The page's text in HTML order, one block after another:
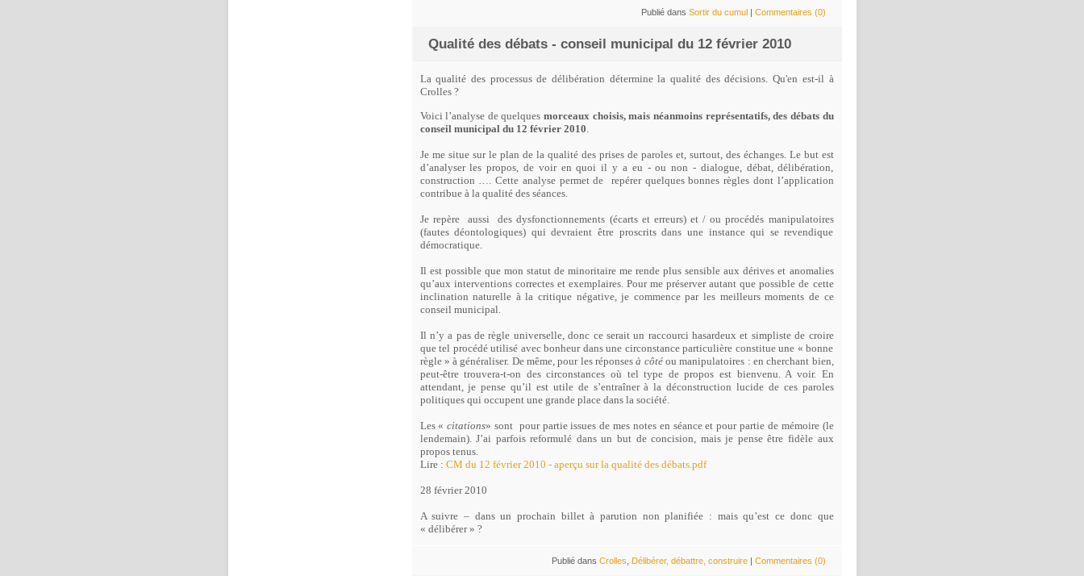
Publié dans Sortir du cumul| Commentaires (0)
Qualité des débats - conseil municipal du 12 février 2010
La qualité des processus de délibération détermine la qualité des décisions. Qu'en est-il à
Crolles ?
Voici l’analyse de quelquesmorceaux choisis, mais néanmoins représentatifs, des débats du
conseil municipal du 12 février 2010
Je me situe sur le plan de la qualité des prises de paroles et, surtout, des échanges. Le but est
d’analyser les propos, de voir en quoi il y a eu - ou non - dialogue, débat, délibération,
construction …. Cette analyse permet de
repérer quelques bonnes règles dont l’application
contribue à la qualité des séances.
Je repère aussi
des dysfonctionnements (écarts et erreurs) et / ou procédés manipulatoires
(fautes déontologiques) qui devraient être proscrits dans une instance qui se revendique
démocratique.
Il est possible que mon statut de minoritaire me rende plus sensible aux dérives et anomalies
qu’aux interventions correctes et exemplaires. Pour me préserver autant que possible de cette
inclination naturelle à la critique négative, je commence par les meilleurs moments de ce
conseil municipal.
Il n’y a pas de règle universelle, donc ce serait un raccourci hasardeux et simpliste de croire
que tel procédé utilisé avec bonheur dans une circonstance particulière constitue une « bonne
règle » à généraliser. De même, pour les réponsesà côtéou manipulatoires : en cherchant bien,
peut-être trouvera-t-on des circonstances où tel type de propos est bienvenu. A voir. En
attendant, je pense qu’il est utile de s’entraîner à la déconstruction lucide de ces paroles
politiques qui occupent une grande place dans la société.
Les «citations» sont pour partie issues de mes notes en séance et pour partie de mémoire (le
lendemain). J’ai parfois reformulé dans un but de concision, mais je pense être fidèle aux
propos tenus.
Lire : CM du 12 février 2010 - aperçu sur la qualité des débats.pdf
28 février 2010
A suivre – dans un prochain billet à parution non planifiée : mais qu’est ce donc que
« délibérer » ?
Publié dans Crolles Délibérer, débattre, construire| Commentaires (0)